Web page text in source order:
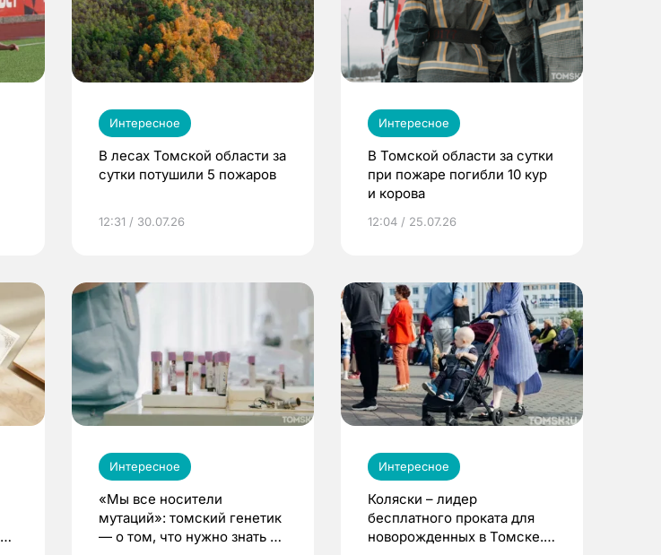
Интересное
В лесах Томской области за
сутки потушили 5 пожаров
12:31 / 30.07.26
Интересное
В Томской области за сутки
при пожаре погибли 10 кур
и корова
12:04 / 25.07.26
Интересное
«Мы все носители
мутаций»: томский генетик
— о том, что нужно знать до
Интересное
Коляски – лидер
бесплатного проката для
новорожденных в Томске.